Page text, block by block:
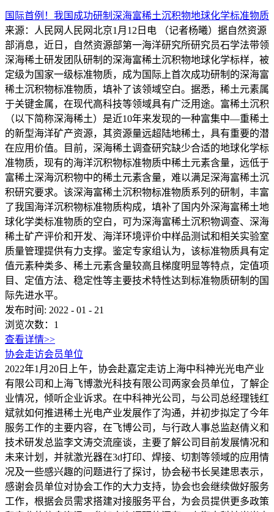
国际首例！我国成功研制深海富稀土沉积物地球化学标准物质
来源：人民网人民网北京1月12日电 （记者杨曦）据自然资源
部消息，近日，自然资源部第一海洋研究所研究员石学法带领
深海稀土研发团队研制的深海富稀土沉积物地球化学标样，被
定级为国家一级标准物质，成为国际上首次成功研制的深海富
稀土沉积物标准物质，填补了该领域空白。据悉，稀土元素属
于关键金属，在现代高科技等领域具有广泛用途。富稀土沉积
（以下简称深海稀土）是近10年来发现的一种富集中—重稀土
的新型海洋矿产资源，其资源量远超陆地稀土，具有重要的潜
在应用价值。目前，深海稀土调查研究缺少合适的地球化学标
准物质，现有的海洋沉积物标准物质中稀土元素含量，远低于
富稀土深海沉积物中的稀土元素含量，难以满足深海富稀土沉
积研究要求。该深海富稀土沉积物标准物质系列的研制，丰富
了我国海洋沉积物标准物质构成，填补了国内外深海富稀土地
球化学类标准物质的空白，可为深海富稀土沉积物调查、深海
稀土矿产评价和开发、海洋环境评价中样品测试和相关实验室
质量管理提供有力支撑。鉴定专家组认为，该标准物质具有定
值元素种类多、稀土元素含量较高且梯度明显等特点，定值项
目、定值方法、稳定性等主要技术特性达到标准物质研制的国
际先进水平。
发布时间: 2022 - 01 - 21
浏览次数： 1
查看详情>>
协会走访会员单位
2022年1月20日上午，协会赴嘉定走访上海中科神光光电产业
有限公司和上海飞博激光科技有限公司两家会员单位，了解企
业情况，倾听企业诉求。在中科神光公司，与公司总经理钱红
斌就如何推进稀土光电产业发展作了沟通，并初步拟定了今年
服务工作的主要内容，在飞博公司，与行政人事总监赵倩义和
技术研发总监李文涛交流座谈，主要了解公司目前发展情况和
未来计划，并就激光器在3d打印、焊接、切割等领域的应用情
况及一些感兴趣的问题进行了探讨，协会秘书长吴建思表示，
感谢会员单位对协会工作的大力支持，协会也会继续做好服务
工作，根据会员需求搭建对接服务平台，为会员提供更多政策